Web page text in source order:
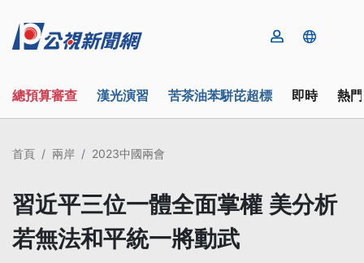
總預算審查 漢光演習 苦茶油苯駢芘超標 即時 熱
首頁 兩岸 2023中國兩會
習近平三位一體全面掌權 美分析
若無法和平統一將動武